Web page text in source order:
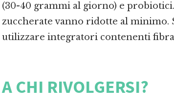
(30-40 grammi al giorno) e
zuccherate vanno ridotte al minimo.
utilizzare integratori contenenti
A CHI RIVOLGERSI?